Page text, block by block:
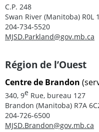
C.P. 248
Swan River (Manitoba) R0L
204-734-5520
MJSD.Parkland@gov.mb.ca
Région de l’Ouest
Centre de Brandon
340, 9e Rue, bureau 127
Brandon (Manitoba) R7A
204-726-6500
MJSD.Brandon@gov.mb.ca